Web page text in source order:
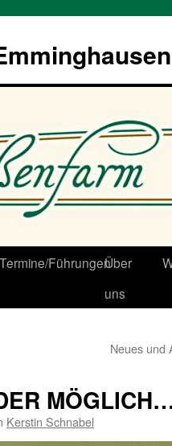
Termine/FührungenÜber
uns
Neues und
Kerstin Schnabel